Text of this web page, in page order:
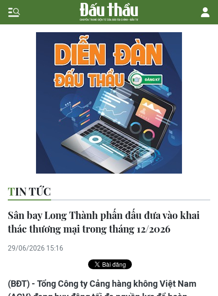
TIN TỨC
Sân bay Long Thành phấn đấu đưa vào khai
thác thương mại trong tháng 12/2026
29/06/2026 15:16
(BĐT) - Tổng Công ty Cảng hàng không Việt Nam